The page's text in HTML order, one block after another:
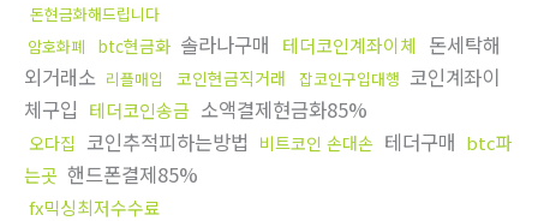
돈현금화해드립니다
암호화폐
btc현금화 솔라나구매 테더코인계좌이체 돈세탁해
외거래소 리플매입 코인현금직거래 잡코인구입대행 코인계좌이
체구입 테더코인송금 소액결제현금화85%
오다집 코인추적피하는방법 비트코인 손대손 테더구매 btc파
는곳 핸드폰결제85%
fx믹싱최저수수료